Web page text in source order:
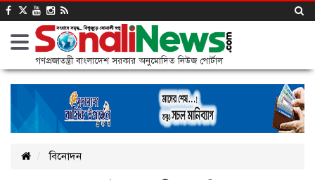
গণপ্রজাতন্ত্রী বাংলাদেশ সরকার অনুমোদিত নিউজ পোর্টাল
বিনোদন